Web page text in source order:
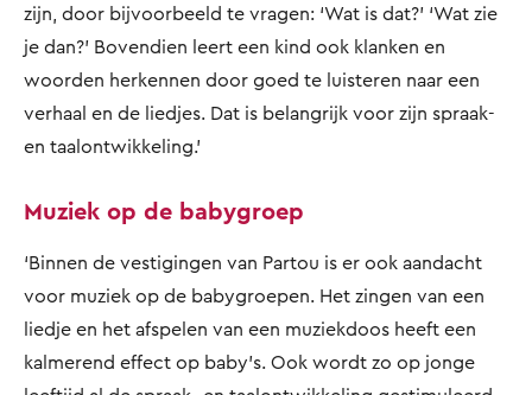
zijn, door bijvoorbeeld te vragen: ‘Wat is dat?’ ‘Wat zie
je dan?’ Bovendien leert een kind ook klanken en
woorden herkennen door goed te luisteren naar een
verhaal en de liedjes. Dat is belangrijk voor zijn spraak-
en taalontwikkeling.’
Muziek op de babygroep
‘Binnen de vestigingen van Partou is er ook aandacht
voor muziek op de babygroepen. Het zingen van een
liedje en het afspelen van een muziekdoos heeft een
kalmerend effect op baby’s. Ook wordt zo op jonge